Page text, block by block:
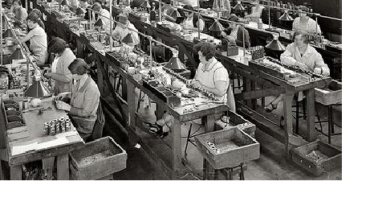
convenio en pymes: la obligación que muchas empresas
cuando ya es demasiado tarde 20/07/2026
SIFX: Lo Que Deben Saber los Traders Mexicanos Antes de
06/2026
online vs proceso tradicional: ventajas reales para pymes
una baja mÃ©dica cuando trabajas por cuenta propia